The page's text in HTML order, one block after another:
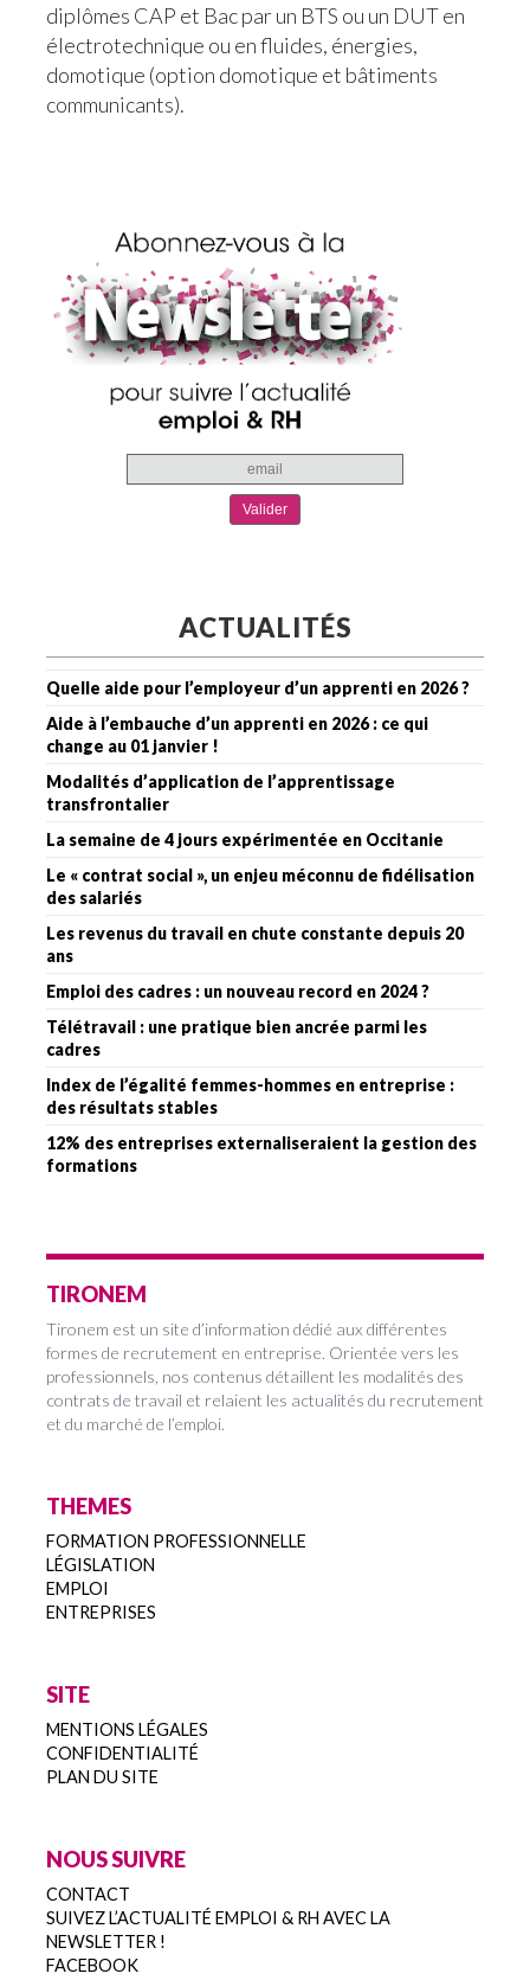
diplômes CAP et Bac par un BTS ou un DUT en
électrotechnique ou en fluides, énergies,
domotique (option domotique et bâtiments
communicants).
ACTUALITÉS
Quelle aide pour l’employeur d’un apprenti en 2026 ?
Aide à l’embauche d’un apprenti en 2026 : ce qui
change au 01 janvier !
Modalités d’application de l’apprentissage
transfrontalier
La semaine de 4 jours expérimentée en Occitanie
Le « contrat social », un enjeu méconnu de fidélisation
des salariés
Les revenus du travail en chute constante depuis 20
ans
Emploi des cadres : un nouveau record en 2024 ?
Télétravail : une pratique bien ancrée parmi les
cadres
Index de l’égalité femmes-hommes en entreprise :
des résultats stables
12% des entreprises externaliseraient la gestion des
formations
TIRONEM
Tironem est un site d’information dédié aux différentes
formes de recrutement en entreprise. Orientée vers les
professionnels, nos contenus détaillent les modalités des
contrats de travail et relaient les actualités du recrutement
et du marché de l’emploi.
THEMES
FORMATION PROFESSIONNELLE
LÉGISLATION
EMPLOI
ENTREPRISES
SITE
MENTIONS LÉGALES
CONFIDENTIALITÉ
PLAN DU SITE
NOUS SUIVRE
CONTACT
SUIVEZ L’ACTUALITÉ EMPLOI & RH AVEC LA
NEWSLETTER !
FACEBOOK